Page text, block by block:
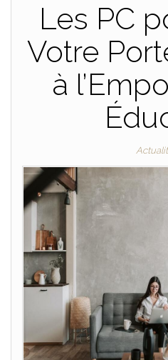
Les PC
Votre
à